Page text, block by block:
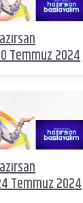
Temmuz 2024
Temmuz 2024